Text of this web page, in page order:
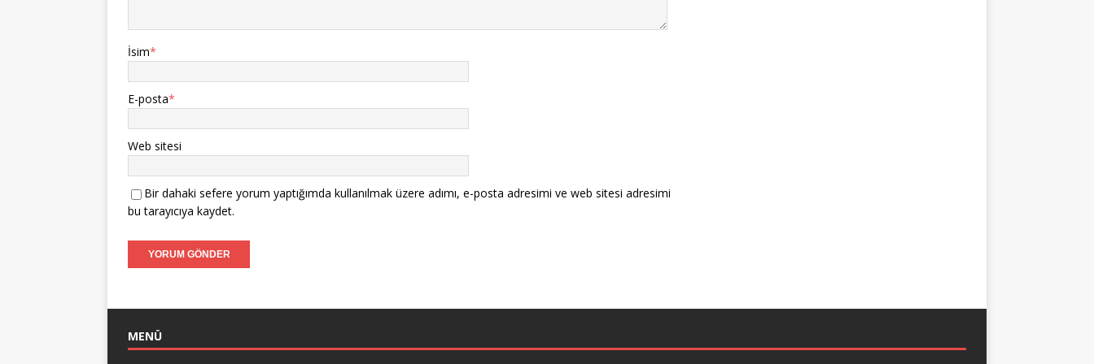
İsim*
E-posta*
Web sitesi
Bir dahaki sefere yorum yaptığımda kullanılmak üzere adımı, e-posta adresimi ve web sitesi adresimi
bu tarayıcıya kaydet.
MENÜ